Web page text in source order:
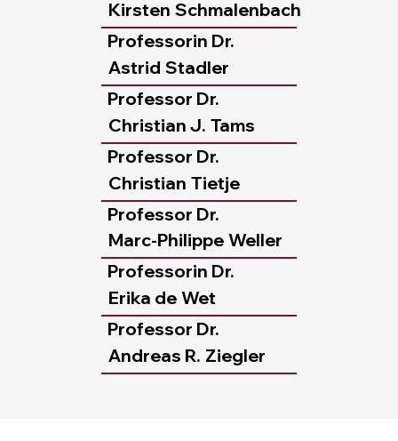
Kirsten Schmalenbach
Professorin Dr.
Astrid Stadler
Professor Dr.
Christian J. Tams
Professor Dr.
Christian Tietje
Professor Dr.
Marc-Philippe Weller
Professorin Dr.
Erika de Wet
Professor Dr.
Andreas R. Ziegler